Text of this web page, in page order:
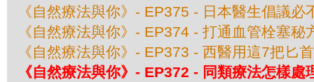
《自然療法與你》- EP375 - 日本醫生倡議必
《自然療法與你》- EP374 - 打通血管栓塞秘
《自然療法與你》- EP373 - 西醫用這7把匕
《自然療法與你》- EP372 - 同類療法怎樣處